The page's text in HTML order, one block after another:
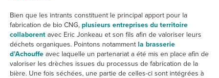
Bien que les intrants constituent le principal apport pour la
fabrication de bio CNG, plusieurs entreprises du territoire
collaborent avec Eric Jonkeau et son fils afin de valoriser leurs
déchets organiques. Pointons notamment la brasserie
d’Achouffe avec laquelle un partenariat a été mis en place afin de
valoriser les drèches issues du processus de fabrication de la
bière. Une fois séchées, une partie de celles-ci sont intégrées à